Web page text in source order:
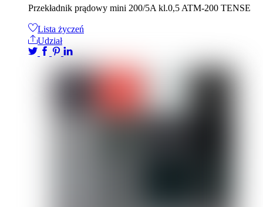
Przekładnik prądowy mini 200/5A kl.0,5 ATM-200 TENSE
Lista życzeń
Udział